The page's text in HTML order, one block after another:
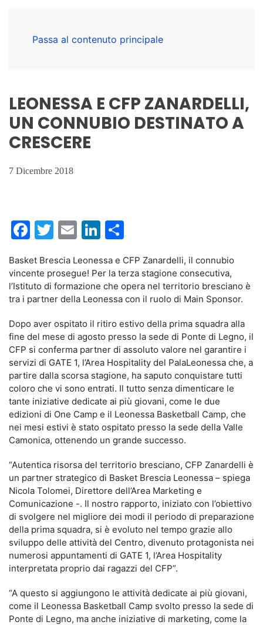
Passa al contenuto principale
LEONESSA E CFP ZANARDELLI,
UN CONNUBIO DESTINATO A
CRESCERE
7 Dicembre 2018
Facebook
Twitter
EmailLinkedIn
Basket Brescia Leonessa e CFP Zanardelli, il connubio
vincente prosegue! Per la terza stagione consecutiva,
l’Istituto di formazione che opera nel territorio bresciano è
tra i partner della Leonessa con il ruolo di Main Sponsor.
Dopo aver ospitato il ritiro estivo della prima squadra alla
fine del mese di agosto presso la sede di Ponte di Legno, il
CFP si conferma partner di assoluto valore nel garantire i
servizi di GATE 1, l’Area Hospitality del PalaLeonessa che, a
partire dalla scorsa stagione, ha saputo conquistare tutti
coloro che vi sono entrati. Il tutto senza dimenticare le
tante iniziative dedicate ai più giovani, come le due
edizioni di One Camp e il Leonessa Basketball Camp, che
nei mesi estivi è stato ospitato presso la sede della Valle
Camonica, ottenendo un grande successo.
“Autentica risorsa del territorio bresciano, CFP Zanardelli è
un partner strategico di Basket Brescia Leonessa – spiega
Nicola Tolomei, Direttore dell’Area Marketing e
Comunicazione -. Il nostro rapporto, iniziato con l’obiettivo
di svolgere nel migliore dei modi il periodo di preparazione
della prima squadra, si è evoluto nel tempo grazie allo
sviluppo delle attività del Centro, divenuto protagonista nei
numerosi appuntamenti di GATE 1, l’Area Hospitality
interpretata proprio dai ragazzi del CFP”.
“A questo si aggiungono le attività dedicate ai più giovani,
come il Leonessa Basketball Camp svolto presso la sede di
Ponte di Legno, ma anche iniziative di marketing, come la